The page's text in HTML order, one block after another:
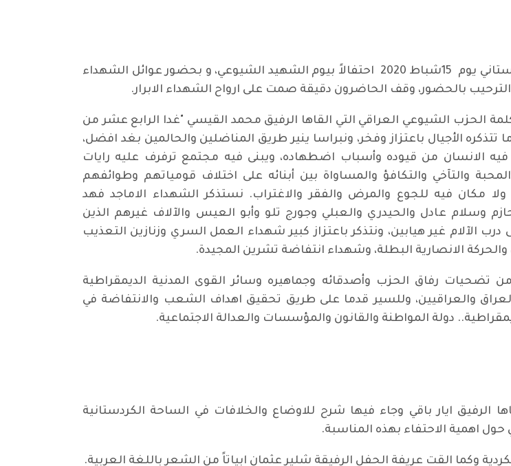
اقامت منظمتا الحزب الشيوعي العراقي والحزب الشيوعي الكردستاني يوم 15شباط 2020 احتفالاً بيوم الشهيد الشيوعي، و بحضور عوائل الشهداء
بالحضور، وقف الحاضرون دقيقة صمت على ارواح الشهداء الابرار.
الحزب الشيوعي العراقي التي القاها الرفيق محمد القيسي "غدا الرابع عشر من
تتذكره الأجيال باعتزاز وفخر، ونبراسا ينير طريق المناضلين والحالمين بغد افضل،
فيه الانسان من قيوده وأسباب اضطهاده، ويبنى فيه مجتمع ترفرف عليه رايات
والتآخي والتكافؤ والمساواة بين أبنائه على اختلاف قومياتهم وطوائفهم
ولا مكان فيه للجوع والمرض والفقر والاغتراب. نستذكر الشهداء الاماجد فهد
وسلام عادل والحيدري والعبلي وجورج تلو وأبو العيس والآلاف غيرهم الذين
درب الآلام غير هيابين، ونتذكر باعتزاز كبير شهداء العمل السري وزنازين التعذيب
والحركة الانصارية البطلة، وشهداء انتفاضة تشرين المجيدة.
تضحيات رفاق الحزب وأصدقائه وجماهيره وسائر القوى المدنية الديمقراطية
والعراقيين، وللسير قدما على طريق تحقيق اهداف الشعب والانتفاضة في
دولة المواطنة والقانون والمؤسسات والعدالة الاجتماعية.
الرفيق ايار باقي وجاء فيها شرح للاوضاع والخلافات في الساحة الكردستانية
اهمية الاحتفاء بهذه المناسبة.
وكما القت عريفة الحفل الرفيقة شلير عثمان ابياتاً من الشعر باللغة العربية.